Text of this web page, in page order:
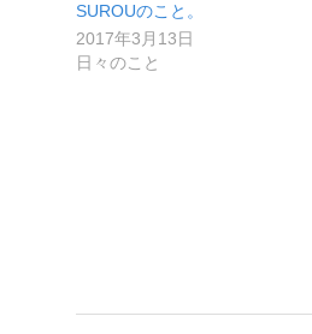
SUROUのこと。
2017年3月13日
日々のこと